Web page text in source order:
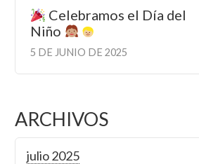
Celebramos el Día del
Niño
5 DE JUNIO DE 2025
ARCHIVOS
julio 2025